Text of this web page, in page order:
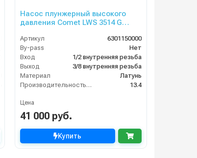
Насос плунжерный высокого
давления Comet LWS 3514 G
HONDA
Артикул
6301150000
By-pass
Нет
Вход
1/2 внутренняя резьба
Выход
3/8 внутренняя резьба
Материал
Латунь
Производительность (л/мин)
13.4
Цена
41 000 руб.
Купить